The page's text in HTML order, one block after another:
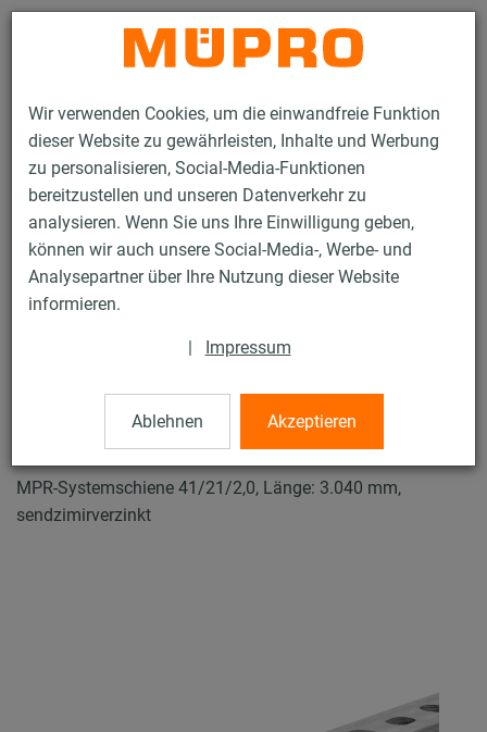
Wir verwenden Cookies, um die einwandfreie Funktion
dieser Website zu gewährleisten, Inhalte und Werbung
zu personalisieren, Social-Media-Funktionen
bereitzustellen und unseren Datenverkehr zu
analysieren. Wenn Sie uns Ihre Einwilligung geben,
können wir auch unsere Social-Media-, Werbe- und
Analysepartner über Ihre Nutzung dieser Website
informieren.
| Impressum
Ablehnen Akzeptieren
Kontakt
Produkte Befestigungstechnik
Lüftungsbefestigung
Installationsschienen für die Lüftungsbefestigung
MPR-Systemschienen (leichter bis mittlerer Lastbereich)
MPR-Systemschienen
MPR-Systemschienen
MPR-Systemschiene 41/21/2,0, Länge: 3.040 mm,
sendzimirverzinkt